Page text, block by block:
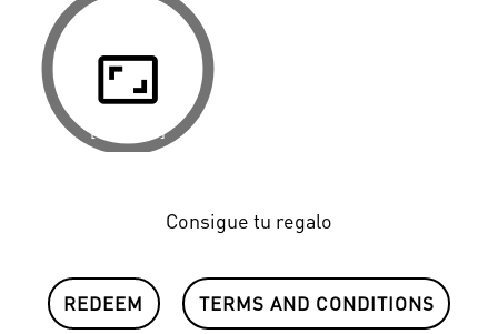
aspect_ratio
[ PASO 3 ]
Consigue tu regalo
REDEEM TERMS AND CONDITIONS